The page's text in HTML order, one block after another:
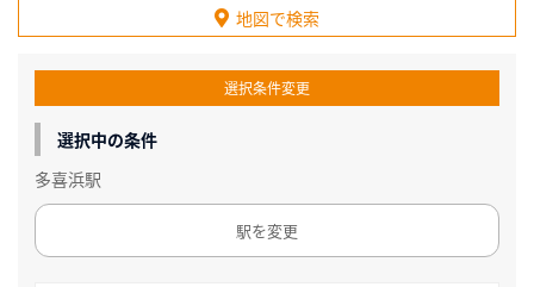
地図で検索
選択条件変更
選択中の条件
多喜浜駅
駅を変更